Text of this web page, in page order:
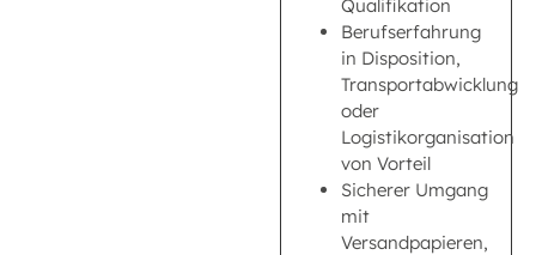
Qualifikation
Berufserfahrung
in Disposition,
Transportabwicklung
oder
Logistikorganisation
von Vorteil
Sicherer Umgang
mit
Versandpapieren,